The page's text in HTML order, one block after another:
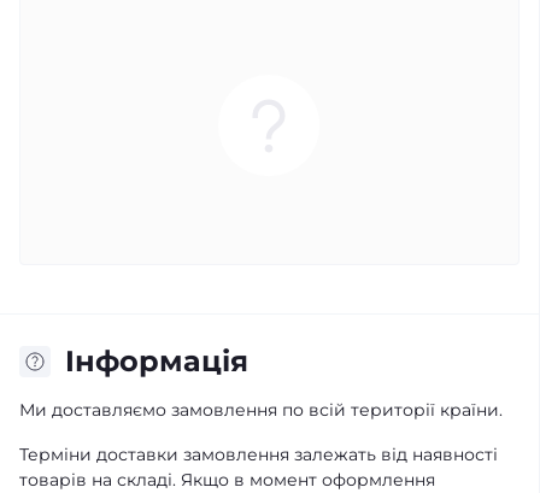
Iнформація
Ми доставляємо замовлення по всій території країни.
Терміни доставки замовлення залежать від наявності
товарів на складі. Якщо в момент оформлення